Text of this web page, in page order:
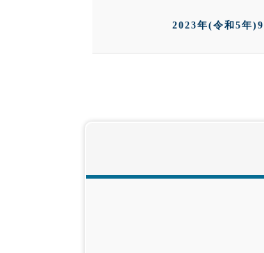
2023年(令和5年)9